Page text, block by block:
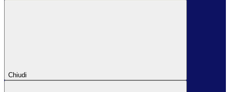
Chiudi